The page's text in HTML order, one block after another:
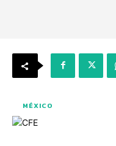
MÉXICO